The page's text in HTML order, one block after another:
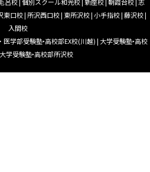
東口校| 所沢西口校| 東所沢校|小手指校|藤沢校|
入間校
医学部受験塾‣高校部EX校(川越)| 大学受験塾‣高校
大学受験塾‣高校部所沢校